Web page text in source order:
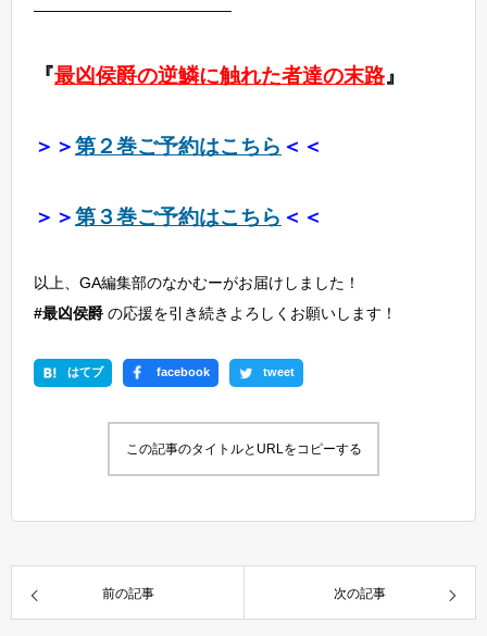
―――――――――――――
『最凶侯爵の逆鱗に触れた者達の末路』
＞＞第２巻ご予約はこちら ＜＜
＞＞第３巻ご予約はこちら ＜＜
以上、GA編集部のなかむーがお届けしました！
#最凶侯爵 の応援を引き続きよろしくお願いします！
はてブ facebook tweet
この記事のタイトルとURLをコピーする
前の記事 次の記事